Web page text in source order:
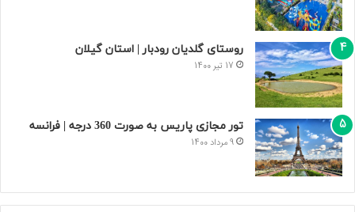
روستای گلدیان رودبار | استان گیلان
17 تیر 1400
تور مجازی پاریس به صورت 360 درجه | فرانسه
9 مرداد 1400